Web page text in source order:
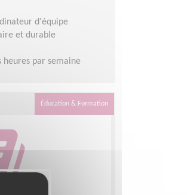
d'équipe
et durable
heures par semaine
Éducation & Formation